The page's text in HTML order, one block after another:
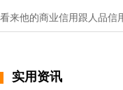
看来他的商业信用跟人品信
实用资讯